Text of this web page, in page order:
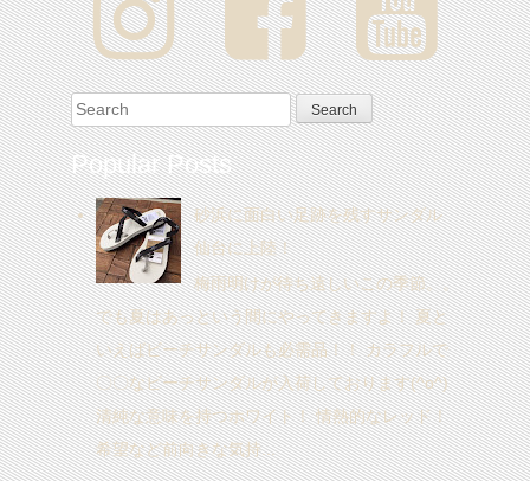
Search for:
Popular Posts
砂浜に面白い足跡を残すサンダル
仙台に上陸！
梅雨明けが待ち遠しいこの季節。。
でも夏はあっという間にやってきますよ！ 夏と
いえばビーチサンダルも必需品！！ カラフルで
〇〇なビーチサンダルが入荷しております(^o^)
清純な意味を持つホワイト！ 情熱的なレッド！
希望など前向きな気持...